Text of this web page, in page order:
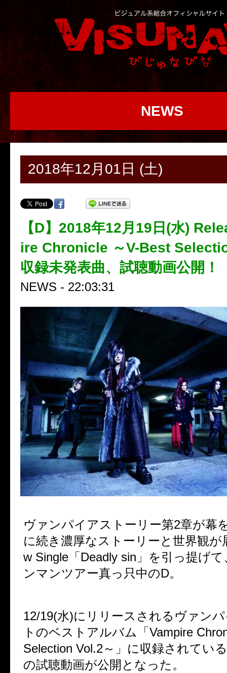
NEWS
2018年12月01日 (土)
【D】2018年12月19日(水)
ire Chronicle ～V-Best
収録未発表曲、試聴動画公開！
NEWS - 22:03:31
ヴァンパイアストーリー第2章が幕
に続き濃厚なストーリーと世界観が
w Single「Deadly sin」を引っ提げ
ンマンツアー真っ只中のD。
12/19(水)にリリースされるヴァン
トのベストアルバム「Vampire
Selection Vol.2～」に収録されてい
の試聴動画が公開となった。